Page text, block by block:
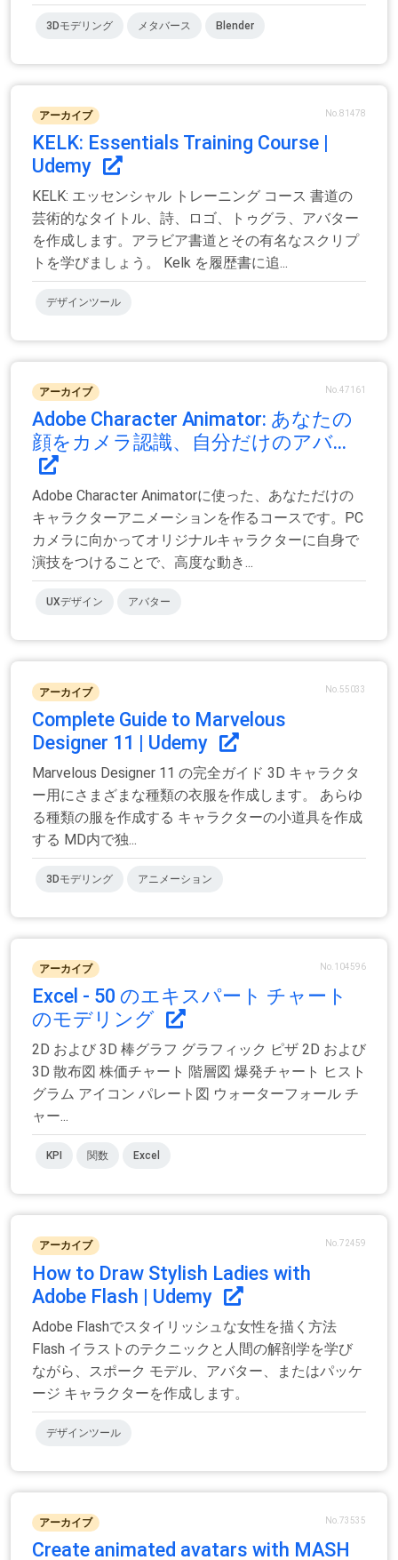
3Dモデリング メタバース Blender
アーカイブ No.81478
KELK: Essentials Training Course |
Udemy
KELK: エッセンシャル トレーニング コース 書道の
芸術的なタイトル、詩、ロゴ、トゥグラ、アバター
を作成します。アラビア書道とその有名なスクリプ
トを学びましょう。 Kelk を履歴書に追...
デザインツール
アーカイブ No.47161
Adobe Character Animator: あなたの
顔をカメラ認識、自分だけのアバ...
Adobe Character Animatorに使った、あなただけの
キャラクターアニメーションを作るコースです。PC
カメラに向かってオリジナルキャラクターに自身で
演技をつけることで、高度な動き...
UXデザイン アバター
アーカイブ No.55033
Complete Guide to Marvelous
Designer 11 | Udemy
Marvelous Designer 11 の完全ガイド 3D キャラクタ
ー用にさまざまな種類の衣服を作成します。 あらゆ
る種類の服を作成する キャラクターの小道具を作成
する MD内で独...
3Dモデリング アニメーション
アーカイブ No.104596
Excel - 50 のエキスパート チャート
のモデリング
2D および 3D 棒グラフ グラフィック ピザ 2D および
3D 散布図 株価チャート 階層図 爆発チャート ヒスト
グラム アイコン パレート図 ウォーターフォール チ
ャー...
KPI 関数 Excel
アーカイブ No.72459
How to Draw Stylish Ladies with
Adobe Flash | Udemy
Adobe Flashでスタイリッシュな女性を描く方法
Flash イラストのテクニックと人間の解剖学を学び
ながら、スポーク モデル、アバター、またはパッケ
ージ キャラクターを作成します。
デザインツール
アーカイブ No.73535
Create animated avatars with MASH